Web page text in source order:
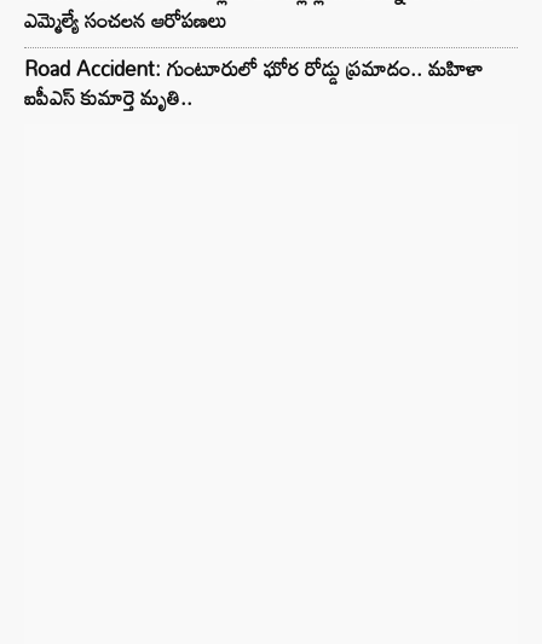
ఎమ్మెల్యే సంచలన ఆరోపణలు
Road Accident: గుంటూరులో ఘోర రోడ్డు ప్రమాదం.. మహిళా
ఐపీఎస్ కుమార్తె మృతి..